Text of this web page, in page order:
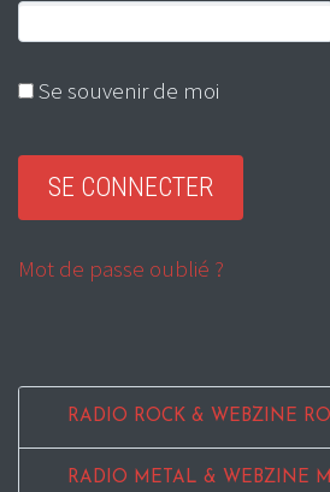
Se souvenir de moi
Mot de passe oublié ?
RADIO ROCK & WEBZINE
RADIO METAL & WEBZINE